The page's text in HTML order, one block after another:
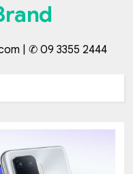
| ✆ 09 3355 2444